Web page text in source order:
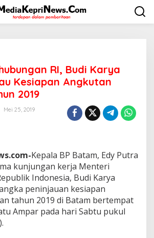
n
t
e
r
u
u
n
g
a
n
R
I
RI, Budi Karya
Kesiapan Angkutan
2019
Mei 25, 2019
Kepala BP Batam, Edy Putra
kunjungan kerja Menteri
Indonesia, Budi Karya
peninjauan kesiapan
tahun 2019 di Batam bertempat
Ampar pada hari Sabtu pukul